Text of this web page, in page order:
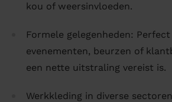
kou of weersinvloeden.
Formele gelegenheden:
evenementen, beurzen of
een nette uitstraling vereist is.
Werkkleding in diverse